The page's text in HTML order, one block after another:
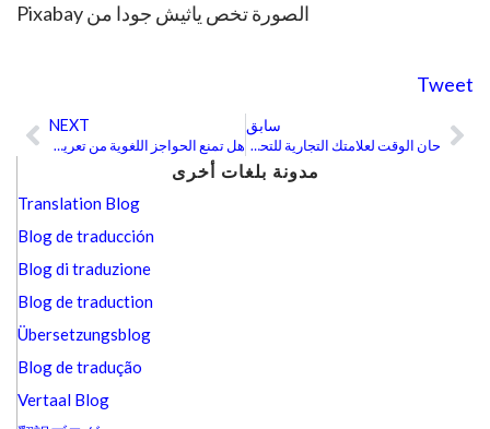
مدونة بلغات أخرى
Translation Blog
Blog de traducción
Blog di traduzione
Blog de traduction
Übersetzungsblog
Blog de tradução
Vertaal Blog
الصورة تخص ياثيش جودا من Pixabay
Tweet
Prev سابق
حان الوقت لعلامتك التجارية للتحدث باللغة الإسبانية!
NEXT
هل تمنع الحواجز اللغوية من تعريب الاكتشافات الجديدة؟